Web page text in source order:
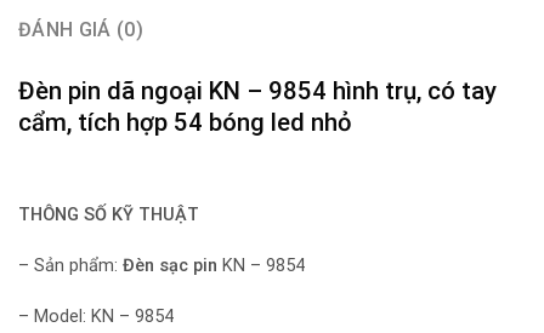
ĐÁNH GIÁ (0)
Đèn pin dã ngoại KN – 9854 hình trụ, có tay
cẩm, tích hợp 54 bóng led nhỏ
THÔNG SỐ KỸ THUẬT
– Sản phẩm: Đèn sạc pin KN – 9854
– Model: KN – 9854